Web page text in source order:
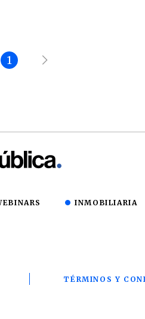
1
INMOBILIARIA
TÉRMINOS Y